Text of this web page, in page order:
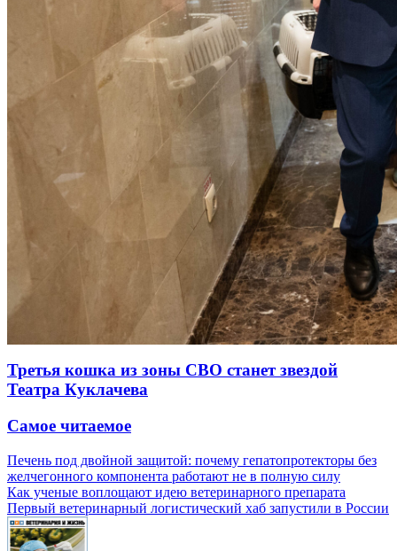
Третья кошка из зоны СВО станет звездой
Театра Куклачева
Самое читаемое
Печень под двойной защитой: почему гепатопротекторы без
желчегонного компонента работают не в полную силу
Как ученые воплощают идею ветеринарного препарата
Первый ветеринарный логистический хаб запустили в России